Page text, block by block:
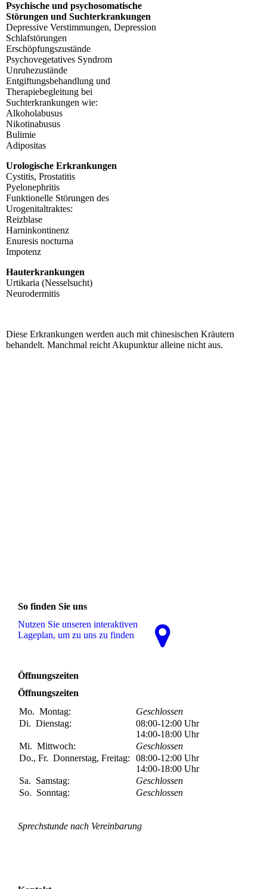
Psychische und psychosomatische
Störungen und Suchterkrankungen
Depressive Verstimmungen, Depression
Schlafstörungen
Erschöpfungszustände
Psychovegetatives Syndrom
Unruhezustände
Entgiftungsbehandlung und
Therapiebegleitung bei
Suchterkrankungen wie:
Alkoholabusus
Nikotinabusus
Bulimie
Adipositas
Urologische Erkrankungen
Cystitis, Prostatitis
Pyelonephritis
Funktionelle Störungen des
Urogenitaltraktes:
Reizblase
Harninkontinenz
Enuresis nocturna
Impotenz
Hauterkrankungen
Urtikaria (Nesselsucht)
Neurodermitis
Diese Erkrankungen werden auch mit chinesischen Kräutern
behandelt. Manchmal reicht Akupunktur alleine nicht aus.
So finden Sie uns
Nutzen Sie unseren interaktiven
La­ge­plan, um zu uns zu finden
Öffnungszeiten
Öffnungszeiten
Mo. Montag:
Geschlossen
Di. Dienstag: 08:00-12:00 Uhr
14:00-18:00 Uhr
Mi. Mittwoch:
Geschlossen
Do., Fr. Donnerstag, Freitag: 08:00-12:00 Uhr
14:00-18:00 Uhr
Sa. Samstag:
Geschlossen
So. Sonntag: Geschlossen
Sprechstunde nach Vereinbarung